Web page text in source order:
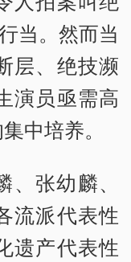
当。然而当
层、绝技濒
演员亟需高
中培养。
张幼麟、
流派代表性
遗产代表性